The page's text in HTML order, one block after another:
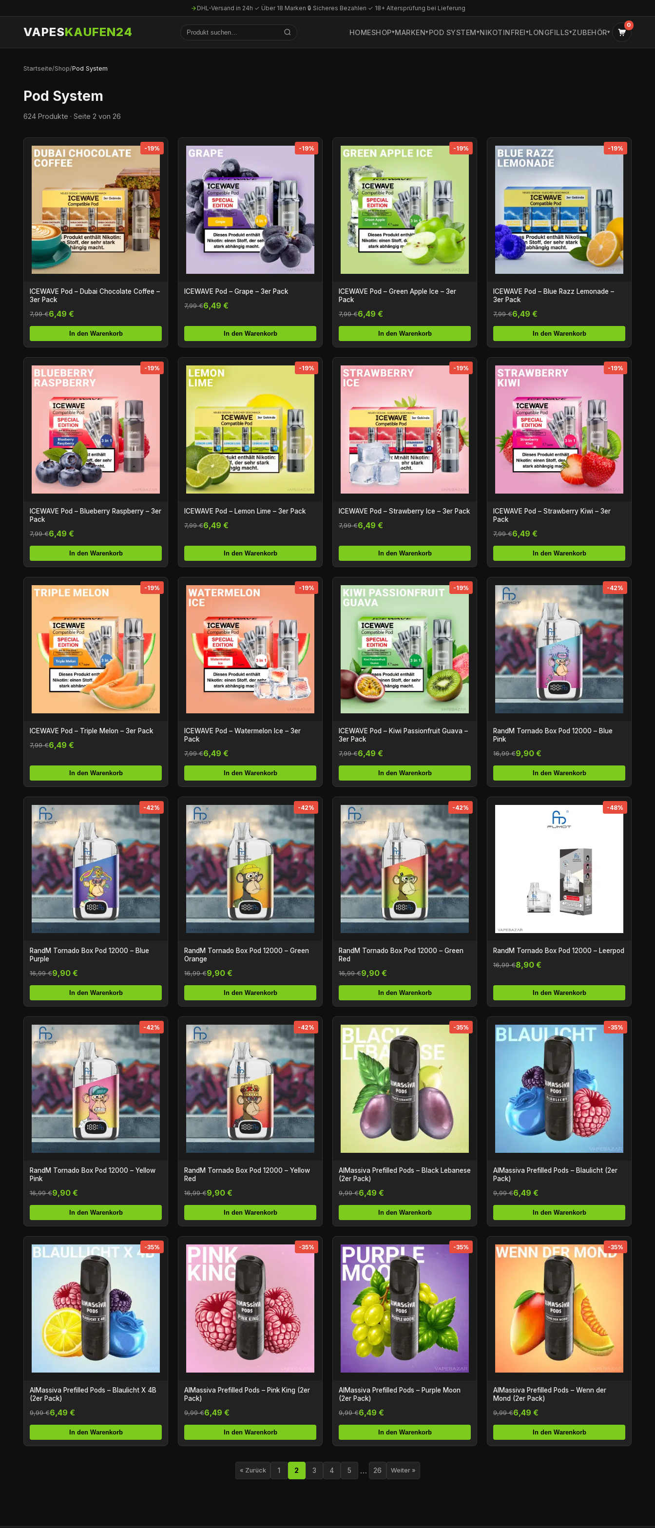
DHL-Versand in 24h·✓ Über 18 Marken·🔒 Sicheres Bezahlen·✓ 18+ Altersprüfung bei Lieferung
VAPESKAUFEN24 HOMESHOP MARKEN POD SYSTEM NIKOTINFREI LONGFILLS ZUBEHÖR
0
Startseite/Shop/Pod System
Pod System
624 Produkte · Seite 2 von 26
-19%
ICEWAVE Pod – Dubai Chocolate Coffee –
3er Pack
7,99 €6,49 €
In den Warenkorb
-19%
ICEWAVE Pod – Grape – 3er Pack
7,99 €6,49 €
In den Warenkorb
-19%
ICEWAVE Pod – Green Apple Ice – 3er
Pack
7,99 €6,49 €
In den Warenkorb
-19%
ICEWAVE Pod – Blue Razz Lemonade –
3er Pack
7,99 €6,49 €
In den Warenkorb
-19%
ICEWAVE Pod – Blueberry Raspberry – 3er
Pack
7,99 €6,49 €
In den Warenkorb
-19%
ICEWAVE Pod – Lemon Lime – 3er Pack
7,99 €6,49 €
In den Warenkorb
-19%
ICEWAVE Pod – Strawberry Ice – 3er Pack
7,99 €6,49 €
In den Warenkorb
-19%
ICEWAVE Pod – Strawberry Kiwi – 3er
Pack
7,99 €6,49 €
In den Warenkorb
-19%
ICEWAVE Pod – Triple Melon – 3er Pack
7,99 €6,49 €
In den Warenkorb
-19%
ICEWAVE Pod – Watermelon Ice – 3er
Pack
7,99 €6,49 €
In den Warenkorb
-19%
ICEWAVE Pod – Kiwi Passionfruit Guava –
3er Pack
7,99 €6,49 €
In den Warenkorb
-42%
RandM Tornado Box Pod 12000 – Blue
Pink
16,99 €9,90 €
In den Warenkorb
-42%
RandM Tornado Box Pod 12000 – Blue
Purple
16,99 €9,90 €
In den Warenkorb
-42%
RandM Tornado Box Pod 12000 – Green
Orange
16,99 €9,90 €
In den Warenkorb
-42%
RandM Tornado Box Pod 12000 – Green
Red
16,99 €9,90 €
In den Warenkorb
-48%
RandM Tornado Box Pod 12000 – Leerpod
16,99 €8,90 €
In den Warenkorb
-42%
RandM Tornado Box Pod 12000 – Yellow
Pink
16,99 €9,90 €
In den Warenkorb
-42%
RandM Tornado Box Pod 12000 – Yellow
Red
16,99 €9,90 €
In den Warenkorb
-35%
AlMassiva Prefilled Pods – Black Lebanese
(2er Pack)
9,99 €6,49 €
In den Warenkorb
-35%
AlMassiva Prefilled Pods – Blaulicht (2er
Pack)
9,99 €6,49 €
In den Warenkorb
-35%
AlMassiva Prefilled Pods – Blaulicht X 4B
(2er Pack)
9,99 €6,49 €
In den Warenkorb
-35%
AlMassiva Prefilled Pods – Pink King (2er
Pack)
9,99 €6,49 €
In den Warenkorb
-35%
AlMassiva Prefilled Pods – Purple Moon
(2er Pack)
9,99 €6,49 €
In den Warenkorb
-35%
AlMassiva Prefilled Pods – Wenn der
Mond (2er Pack)
9,99 €6,49 €
In den Warenkorb
« Zurück 1 2 3 4 5 … 26 Weiter »